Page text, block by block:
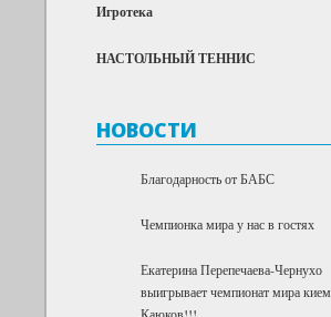
Игротека
НАСТОЛЬНЫЙ ТЕННИС
НОВОСТИ
Благодарность от БАБС
Чемпионка мира у нас в гостях
Екатерина Перепечаева-Чернухо
выигрывает чемпионат мира кием